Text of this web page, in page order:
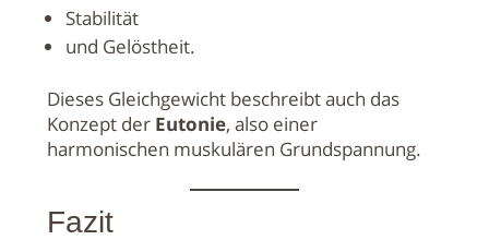
Stabilität
und Gelöstheit.
Dieses Gleichgewicht beschreibt auch das
Konzept der Eutonie, also einer
harmonischen muskulären Grundspannung.
Fazit